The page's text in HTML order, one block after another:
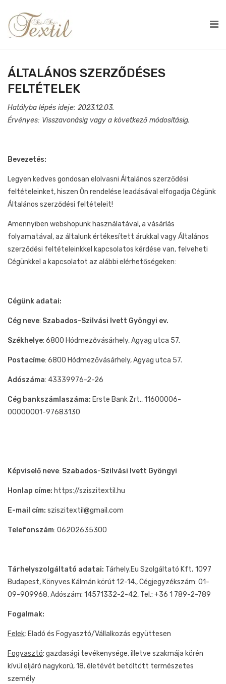
ÁLTALÁNOS SZERZŐDÉSES
FELTÉTELEK
Hatályba lépés ideje: 2023.12.03.
Érvényes: Visszavonásig vagy a következő módosításig.
Bevezetés:
Legyen kedves gondosan elolvasni Általános szerződési
feltételeinket, hiszen Ön rendelése leadásával elfogadja Cégünk
Általános szerződési feltételeit!
Amennyiben webshopunk használatával, a vásárlás
folyamatával, az általunk értékesített árukkal vagy Általános
szerződési feltételeinkkel kapcsolatos kérdése van, felveheti
Cégünkkel a kapcsolatot az alábbi elérhetőségeken:
Cégünk adatai:
Cég neve: Szabados-Szilvási Ivett Gyöngyi ev.
Székhelye: 6800 Hódmezővásárhely, Agyag utca 57.
Postacíme: 6800 Hódmezővásárhely, Agyag utca 57.
Adószáma: 43339976-2-26
Cég bankszámlaszáma: Erste Bank Zrt., 11600006-
00000001-97683130
Képviselő neve: Szabados-Szilvási Ivett Gyöngyi
Honlap címe: https://sziszitextil.hu
E-mail cím: sziszitextil@gmail.com
Telefonszám: 06202635300
Tárhelyszolgáltató adatai: Tárhely.Eu Szolgáltató Kft. 1097
Budapest, Könyves Kálmán körút 12-14., Cégjegyzékszám: 01-
09-909968, Adószám: 14571332-2-42, Tel.: +36 1 789-2-789
Fogalmak:
Felek: Eladó és Fogyasztó/Vállalkozás együttesen
Fogyasztó: gazdasági tevékenysége, illetve szakmája körén
kívül eljáró nagykorú, 18. életévét betöltött természetes
személy